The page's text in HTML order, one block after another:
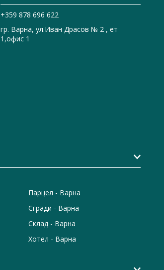
+359 878 696 622
гр. Варна, ул.Иван Драсов № 2 , ет
1,офис 1
Парцел - Варна
Сгради - Варна
Склад - Варна
Хотел - Варна